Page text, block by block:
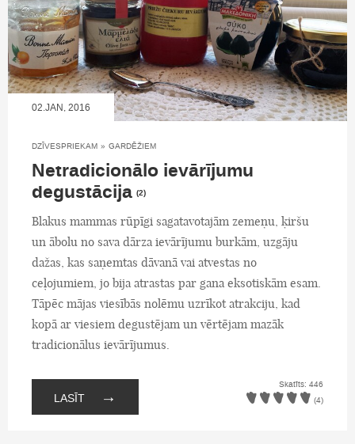
02.JAN, 2016
DZĪVESPRIEKAM » GARDĒŽIEM
Netradicionālo ievārījumu
degustācija (2)
Blakus mammas rūpīgi sagatavotajām zemeņu, ķiršu
un ābolu no sava dārza ievārījumu burkām, uzgāju
dažas, kas saņemtas dāvanā vai atvestas no
ceļojumiem, jo bija atrastas par gana eksotiskām esam.
Tāpēc mājas viesībās nolēmu uzrīkot atrakciju, kad
kopā ar viesiem degustējam un vērtējam mazāk
tradicionālus ievārījumus.
LASĪT →
Skatīts: 446
(4)